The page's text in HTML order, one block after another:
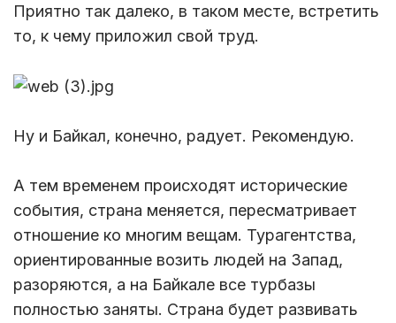
Приятно так далеко, в таком месте, встретить
то, к чему приложил свой труд.
Ну и Байкал, конечно, радует. Рекомендую.
А тем временем происходят исторические
события, страна меняется, пересматривает
отношение ко многим вещам. Турагентства,
ориентированные возить людей на Запад,
разоряются, а на Байкале все турбазы
полностью заняты. Страна будет развивать